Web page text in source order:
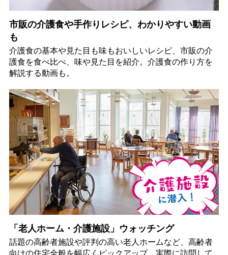
市販の介護食や手作りレシピ、わかりやすい動画
も
介護食の基本や見た目も味もおいしいレシピ、市販の介
護食を食べ比べ、味や見た目を紹介。介護食の作り方を
解説する動画も。
「老人ホーム・介護施設」ウォッチング
話題の高齢者施設や評判の高い老人ホームなど、高齢者